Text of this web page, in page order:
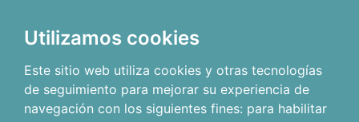
Utilizamos cookies
Este sitio web utiliza cookies y otras tecnologías
de seguimiento para mejorar su experiencia de
navegación con los siguientes fines: para habilitar